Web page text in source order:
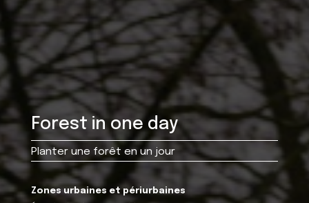
Forest in one day
Planter une forêt en un jour
Zones urbaines et périurbaines